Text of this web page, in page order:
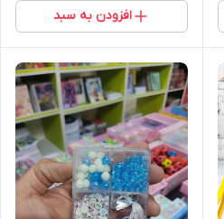
افزودن به سبد